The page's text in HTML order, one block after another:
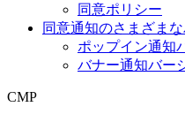
同意ポリシー
同意通知のさまざま
ポップイン通知
バナー通知バー
CMP